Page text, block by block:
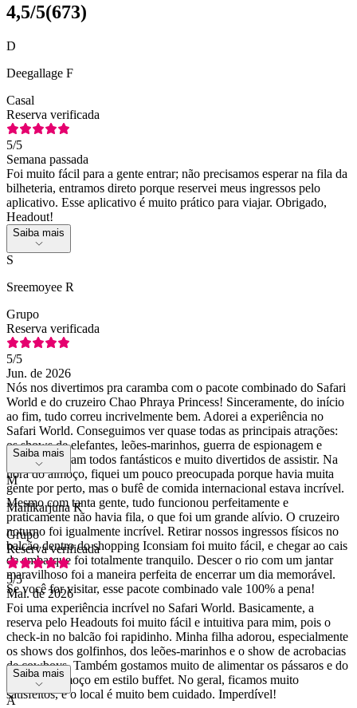
4,5/5(673)
D
Deegallage F
Casal
Reserva verificada
5/5
Semana passada
Foi muito fácil para a gente entrar; não precisamos esperar na fila da
bilheteria, entramos direto porque reservei meus ingressos pelo
aplicativo. Esse aplicativo é muito prático para viajar. Obrigado,
Headout!
Saiba mais
S
Sreemoyee R
Grupo
Reserva verificada
5/5
Jun. de 2026
Nós nos divertimos pra caramba com o pacote combinado do Safari
World e do cruzeiro Chao Phraya Princess! Sinceramente, do início
ao fim, tudo correu incrivelmente bem. Adorei a experiência no
Safari World. Conseguimos ver quase todas as principais atrações:
os shows de elefantes, leões-marinhos, guerra de espionagem e
golfinhos foram todos fantásticos e muito divertidos de assistir. Na
hora do almoço, fiquei um pouco preocupada porque havia muita
gente por perto, mas o bufê de comida internacional estava incrível.
Mesmo com tanta gente, tudo funcionou perfeitamente e
praticamente não havia fila, o que foi um grande alívio. O cruzeiro
noturno foi igualmente incrível. Retirar nossos ingressos físicos no
balcão dentro do shopping Iconsiam foi muito fácil, e chegar ao cais
de embarque foi totalmente tranquilo. Descer o rio com um jantar
maravilhoso foi a maneira perfeita de encerrar um dia memorável.
Se você for visitar, esse pacote combinado vale 100% a pena!
Saiba mais
M
Mallikarjuna K
Grupo
Reserva verificada
5/5
Mai. de 2026
Foi uma experiência incrível no Safari World. Basicamente, a
reserva pelo Headouts foi muito fácil e intuitiva para mim, pois o
check-in no balcão foi rapidinho. Minha filha adorou, especialmente
os shows dos golfinhos, dos leões-marinhos e o show de acrobacias
de cowboys. Também gostamos muito de alimentar os pássaros e do
delicioso almoço em estilo buffet. No geral, ficamos muito
satisfeitos, e o local é muito bem cuidado. Imperdível!
Saiba mais
A